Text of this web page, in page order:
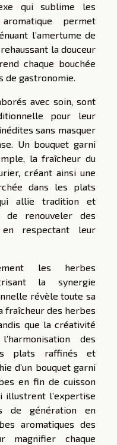
qui sublime les
permet
l’amertume de
la douceur
chaque bouchée
de gastronomie.
avec soin, sont
pour leur
sans masquer
Un bouquet garni
la fraîcheur du
créant ainsi une
dans les plats
allie tradition et
de renouveler des
respectant leur
les herbes
la synergie
révèle toute sa
fraîcheur des herbes
que la créativité
des
plats raffinés et
d’un bouquet garni
en fin de cuisson
illustrent l’expertise
de génération en
aromatiques des
magnifier chaque